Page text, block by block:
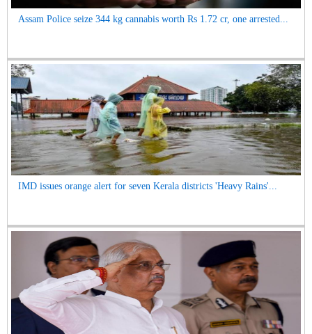
Assam Police seize 344 kg cannabis worth Rs 1.72 cr, one arrested...
IMD issues orange alert for seven Kerala districts 'Heavy Rains'...